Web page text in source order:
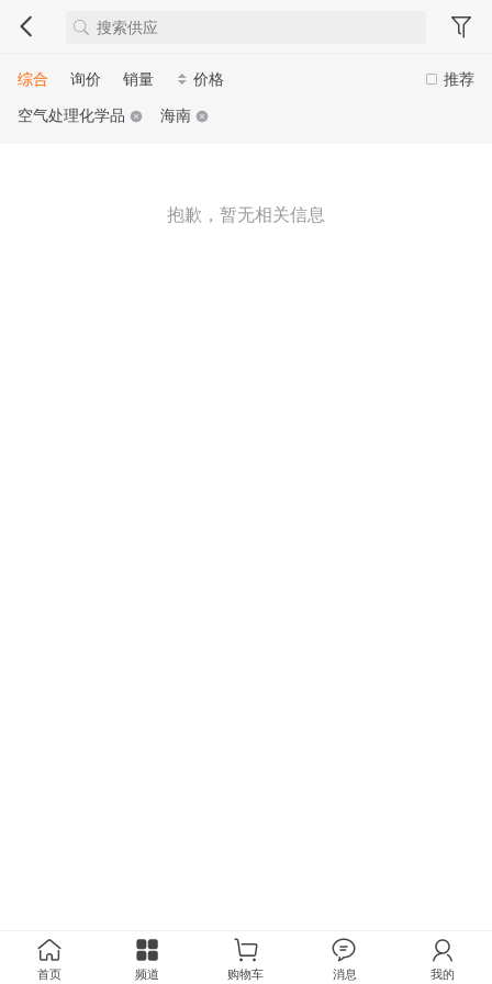
推荐
综合 询价 销量
价格
空气处理化学品
海南
抱歉，暂无相关信息
首页 频道 购物车 消息 我的